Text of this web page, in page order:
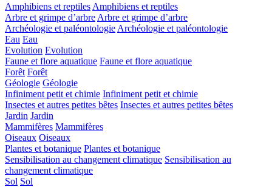
Amphibiens et reptiles Amphibiens et reptiles
Arbre et grimpe d’arbre Arbre et grimpe d’arbre
Archéologie et paléontologie Archéologie et paléontologie
Eau Eau
Evolution Evolution
Faune et flore aquatique Faune et flore aquatique
Forêt Forêt
Géologie Géologie
Infiniment petit et chimie Infiniment petit et chimie
Insectes et autres petites bêtes Insectes et autres petites bêtes
Jardin Jardin
Mammifères Mammifères
Oiseaux Oiseaux
Plantes et botanique Plantes et botanique
Sensibilisation au changement climatique Sensibilisation au
changement climatique
Sol Sol